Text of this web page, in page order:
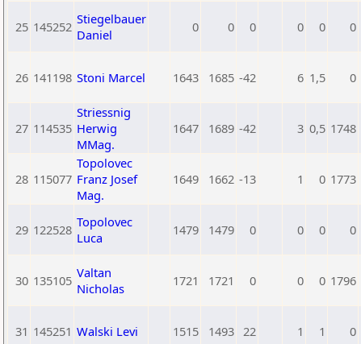
25 145252 Stiegelbauer
Daniel
0 0 0 0 0 0
26 141198 Stoni Marcel 1643 1685 -42 6 1,5 0
27 114535
Striessnig
Herwig
MMag.
1647 1689 -42 3 0,5 1748
28 115077
Topolovec
Franz Josef
Mag.
1649 1662 -13 1 0 1773
29 122528 Topolovec
Luca
1479 1479 0 0 0 0
30 135105 Valtan
Nicholas
1721 1721 0 0 0 1796
31 145251 Walski Levi 1515 1493 22 1 1 0